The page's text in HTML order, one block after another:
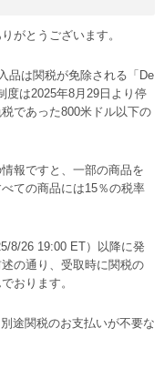
がとうございます。
品は関税が免除される「De
度は2025年8月29日より停
であった800米ドル以下の
報ですと、一部の商品を
ての商品には15％の税率
8/26 19:00 ET）以降に発
の通り、受取時に関税の
おります。
途関税のお支払いが不要な